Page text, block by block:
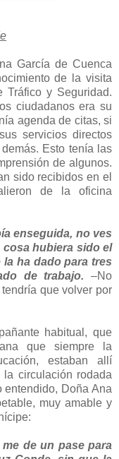
García de Cuenca
de la visita
y Seguridad.
ciudadanos era su
agenda de citas, si
servicios directos
Esto tenía las
de algunos.
sido recibidos en el
de la oficina
enseguida, no ves
hubiera sido el
ha dado para tres
de trabajo. –No
que volver por
habitual, que
que siempre la
estaban allí
circulación rodada
Doña Ana
muy amable y
de un pase para